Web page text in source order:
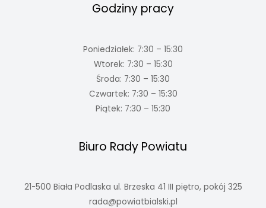
Godziny pracy
Poniedziałek: 7:30 – 15:30
Wtorek: 7:30 – 15:30
Środa: 7:30 – 15:30
Czwartek: 7:30 – 15:30
Piątek: 7:30 – 15:30
Biuro Rady Powiatu
21-500 Biała Podlaska ul. Brzeska 41 III piętro, pokój 325
rada@powiatbialski.pl